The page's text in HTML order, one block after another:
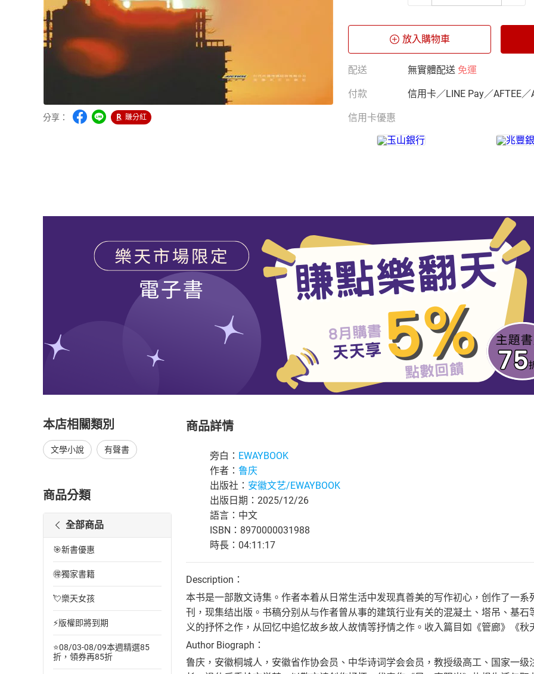
分享： 賺分紅
放入購物車
配送 無實體配送 免運
付款 信用卡／LINE Pay／AFTEE／
信用卡優惠
本店相關類別
文學小說 有聲書
商品分類
全部商品
🎯新書優惠
🉐獨家書籍
💘樂天女孩
⚡版權即將到期
⭐08/03-08/09本週精選85
折，領券再85折
商品詳情
旁白： EWAYBOOK
作者： 鲁庆
出版社： 安徽文艺/EWAYBOOK
出版日期：2025/12/26
語言：中文
ISBN：8970000031988
時長：04:11:17
Description：
本书是一部散文诗集。作者本着从日常生活中发现真善美的写作初心，创作了一
刊，现集结出版。书稿分别从与作者曾从事的建筑行业有关的混凝土、塔吊、基
义的抒怀之作，从回忆中追忆故乡故人故情等抒情之作。收入篇目如《管廊》《
Author Biograph：
鲁庆，安徽桐城人，安徽省作协会员、中华诗词学会会员，教授级高工、国家一